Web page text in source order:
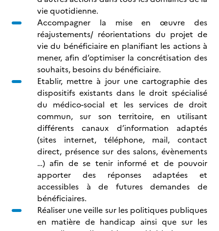
vie quotidienne.
Accompagner la mise en œuvre des
réajustements/ réorientations du projet de
vie du bénéficiaire en planifiant les actions à
mener, afin d’optimiser la concrétisation des
souhaits, besoins du bénéficiaire.
Etablir, mettre à jour une cartographie des
dispositifs existants dans le droit spécialisé
du médico-social et les services de droit
commun, sur son territoire, en utilisant
différents canaux d’information adaptés
(sites internet, téléphone, mail, contact
direct, présence sur des salons, évènements
…) afin de se tenir informé et de pouvoir
apporter des réponses adaptées et
accessibles à de futures demandes de
bénéficiaires.
Réaliser une veille sur les politiques publiques
en matière de handicap ainsi que sur les